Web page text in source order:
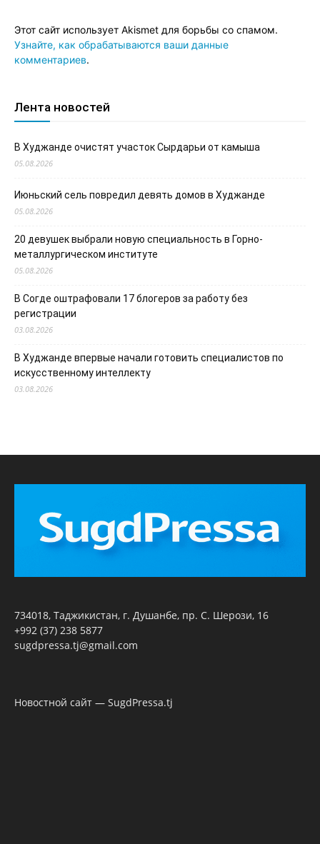
Этот сайт использует Akismet для борьбы со спамом.
Узнайте, как обрабатываются ваши данные
комментариев.
Лента новостей
В Худжанде очистят участок Сырдарьи от камыша
05.08.2026
Июньский сель повредил девять домов в Худжанде
05.08.2026
20 девушек выбрали новую специальность в Горно-
металлургическом институте
05.08.2026
В Согде оштрафовали 17 блогеров за работу без
регистрации
03.08.2026
В Худжанде впервые начали готовить специалистов по
искусственному интеллекту
03.08.2026
734018, Таджикистан, г. Душанбе, пр. С. Шерози, 16
+992 (37) 238 5877
sugdpressa.tj@gmail.com
Новостной сайт — SugdPressa.tj